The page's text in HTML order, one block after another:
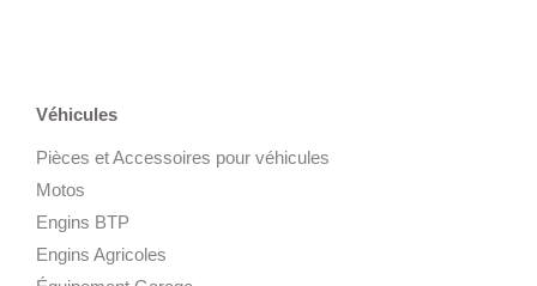
Véhicules
Pièces et Accessoires pour véhicules
Motos
Engins BTP
Engins Agricoles